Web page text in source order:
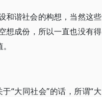
和谐社会的构想，当然这些
想成份，所以一直也没有得
“大同社会”的话，所谓“大